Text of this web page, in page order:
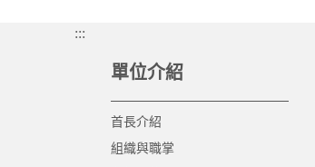
:::
單位介紹
首長介紹
組織與職掌